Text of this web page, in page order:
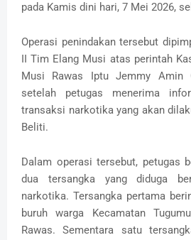
pada Kamis dini hari, 7 Mei 2026,
Operasi penindakan tersebut
II Tim Elang Musi atas perintah
Musi Rawas Iptu Jemmy Amin
setelah petugas menerima
transaksi narkotika yang akan
Beliti.
Dalam operasi tersebut, petugas
dua tersangka yang diduga
narkotika. Tersangka pertama
buruh warga Kecamatan
Rawas. Sementara satu